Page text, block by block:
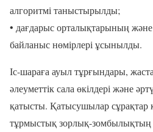
алгоритмі таныстырылды;
• дағдарыс орталықтарының
байланыс нөмірлері ұсынылды.
Іс-шараға ауыл тұрғындары,
әлеуметтік сала өкілдері және
қатысты. Қатысушылар сұрақтар
тұрмыстық зорлық-